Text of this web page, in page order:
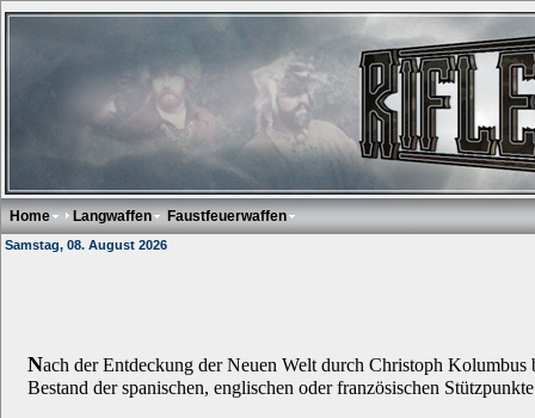
Home Langwaffen Faustfeuerwaffen
Samstag, 08. August 2026
Nach der Entdeckung der Neuen Welt durch Christoph
Bestand der spanischen, englischen oder französischen